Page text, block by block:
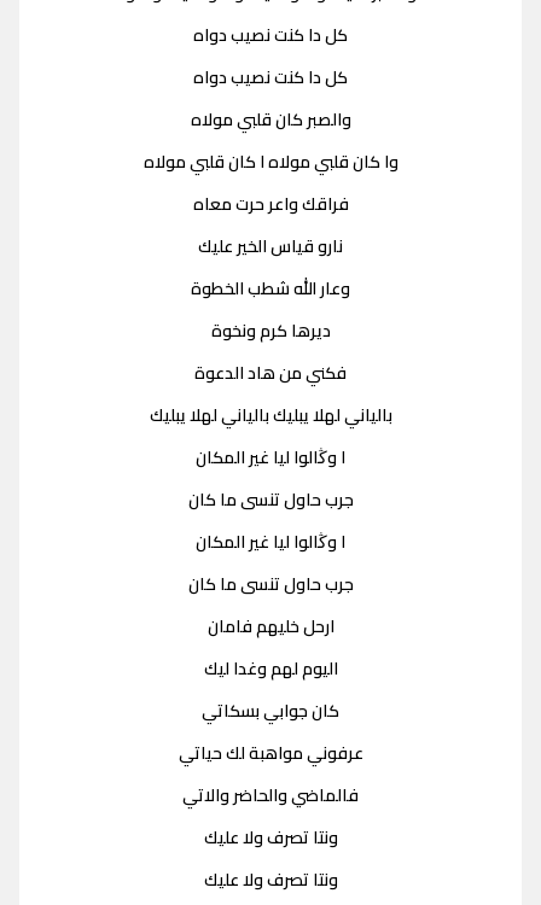
كل دا كنت نصيب دواه
كل دا كنت نصيب دواه
والصبر كان قلبي مولاه
وا كان قلبي مولاه ا كان قلبي مولاه
فراقك واعر حرت معاه
نارو قياس الخير عليك
وعار الله شطب الخطوة
ديرها كرم ونخوة
فكني من هاد الدعوة
بالياني لهلا يبليك بالياني لهلا يبليك
ا وڭالوا ليا غير المكان
جرب حاول تنسى ما كان
ا وڭالوا ليا غير المكان
جرب حاول تنسى ما كان
ارحل خليهم فامان
اليوم لهم وغدا ليك
كان جوابي بسكاتي
عرفوني مواهبة لك حياتي
فالماضي والحاضر والاتي
ونتا تصرف ولا عليك
ونتا تصرف ولا عليك